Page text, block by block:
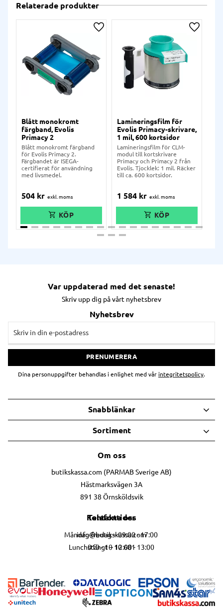
Relaterade produkter
Blått monokromt
färgband, Evolis
Primacy 2
Blått monokromt färgband
för Evolis Primacy 2.
Färgbandet är ISEGA-
certifierat för användning
med livsmedel.
504 kr
Lägg till i önskelista
Lamineringsfilm för
Evolis Primacy-skrivare,
1 mil, 600 kortsidor
Lamineringsfilm för CLM-
modul till kortskrivare
Primacy och Primacy 2 från
Evolis. Tjocklek: 1 mil. Räcker
till ca. 600 kortsidor.
1 584 kr
Lägg till
Var uppdaterad med det senaste!
Skriv upp dig på vårt nyhetsbrev
Nyhetsbrev
PRENUMERERA
Dina personuppgifter behandlas i enlighet med vår integritetspolicy
Om oss
butikskassa.com (PARMAB Sverige AB)
Hästmarksvägen 3A
891 38 Örnsköldsvik
Kontakta oss
info@butikskassa.com
010 - 10 10 681
Telefontider
Måndag-fredag – 09:00 - 17:00
Lunchstängt – 12:00 - 13:00
Snabblänkar
Sortiment